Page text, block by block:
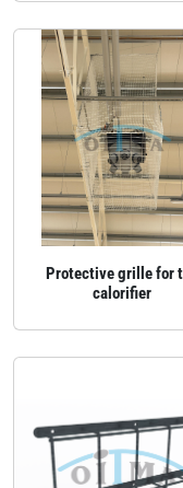
Protective grille for
calorifier